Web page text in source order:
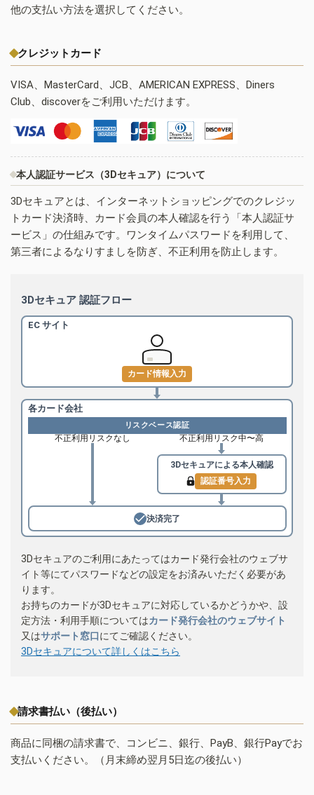
他の支払い方法を選択してください。
クレジットカード
VISA、MasterCard、JCB、AMERICAN EXPRESS、Diners
Club、discoverをご利用いただけます。
本人認証サービス（3Dセキュア）について
3Dセキュアとは、インターネットショッピングでのクレジッ
トカード決済時、カード会員の本人確認を行う「本人認証サ
ービス」の仕組みです。ワンタイムパスワードを利用して、
第三者によるなりすましを防ぎ、不正利用を防止します。
3Dセキュア 認証フロー
EC サイト
カード情報入力
各カード会社
リスクベース認証
不正利用リスクなし 不正利用リスク中〜高
3Dセキュアによる本人確認
認証番号入力
決済完了
3Dセキュアのご利用にあたってはカード発行会社のウェブサ
イト等にてパスワードなどの設定をお済みいただく必要があ
ります。
お持ちのカードが3Dセキュアに対応しているかどうかや、設
定方法・利用手順についてはカード発行会社のウェブサイト
又はサポート窓口にてご確認ください。
3Dセキュアについて詳しくはこちら
請求書払い（後払い）
商品に同梱の請求書で、コンビニ、銀行、PayB、銀行Payでお
支払いください。（月末締め翌月5日迄の後払い）